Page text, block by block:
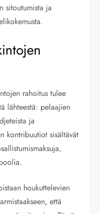
sitoutumista ja
rahoitus tulee
lähteestä: pelaajien
ja
kontribuutiot sisältävät
houkuttelevien
että